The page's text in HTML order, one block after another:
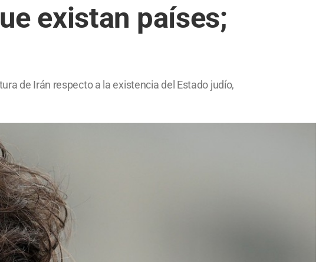
existan países;
de Irán respecto a la existencia del Estado judío,